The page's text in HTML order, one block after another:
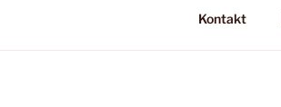
Kontakt